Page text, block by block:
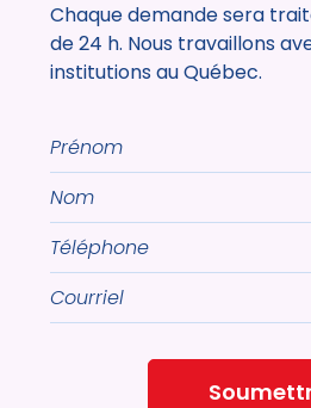
Chaque demande sera
de 24 h. Nous travaillons
institutions au Québec.
Prénom
Nom
Téléphone
Courriel